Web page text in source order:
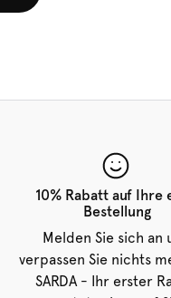
10% Rabatt auf Ihre
Bestellung
Melden Sie sich an
verpassen Sie nichts
SARDA - Ihr erster